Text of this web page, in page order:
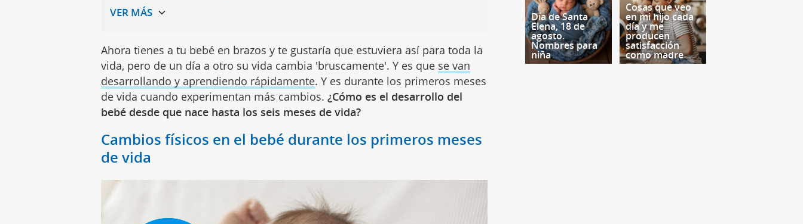
Ahora tienes a tu bebé en brazos y te gustaría que estuviera así para toda la
vida, pero de un día a otro su vida cambia 'bruscamente'. Y es que se van
desarrollando y aprendiendo rápidamente. Y es durante los primeros meses
de vida cuando experimentan más cambios.¿Cómo es el desarrollo del
bebé desde que nace hasta los seis meses de vida?
Cambios físicos en el bebé durante los primeros meses
de vida
Día de Santa
Elena, 18 de
agosto.
Nombres para
niña
Cosas que veo
en mi hijo cada
día y me
producen
satisfacción
como madre